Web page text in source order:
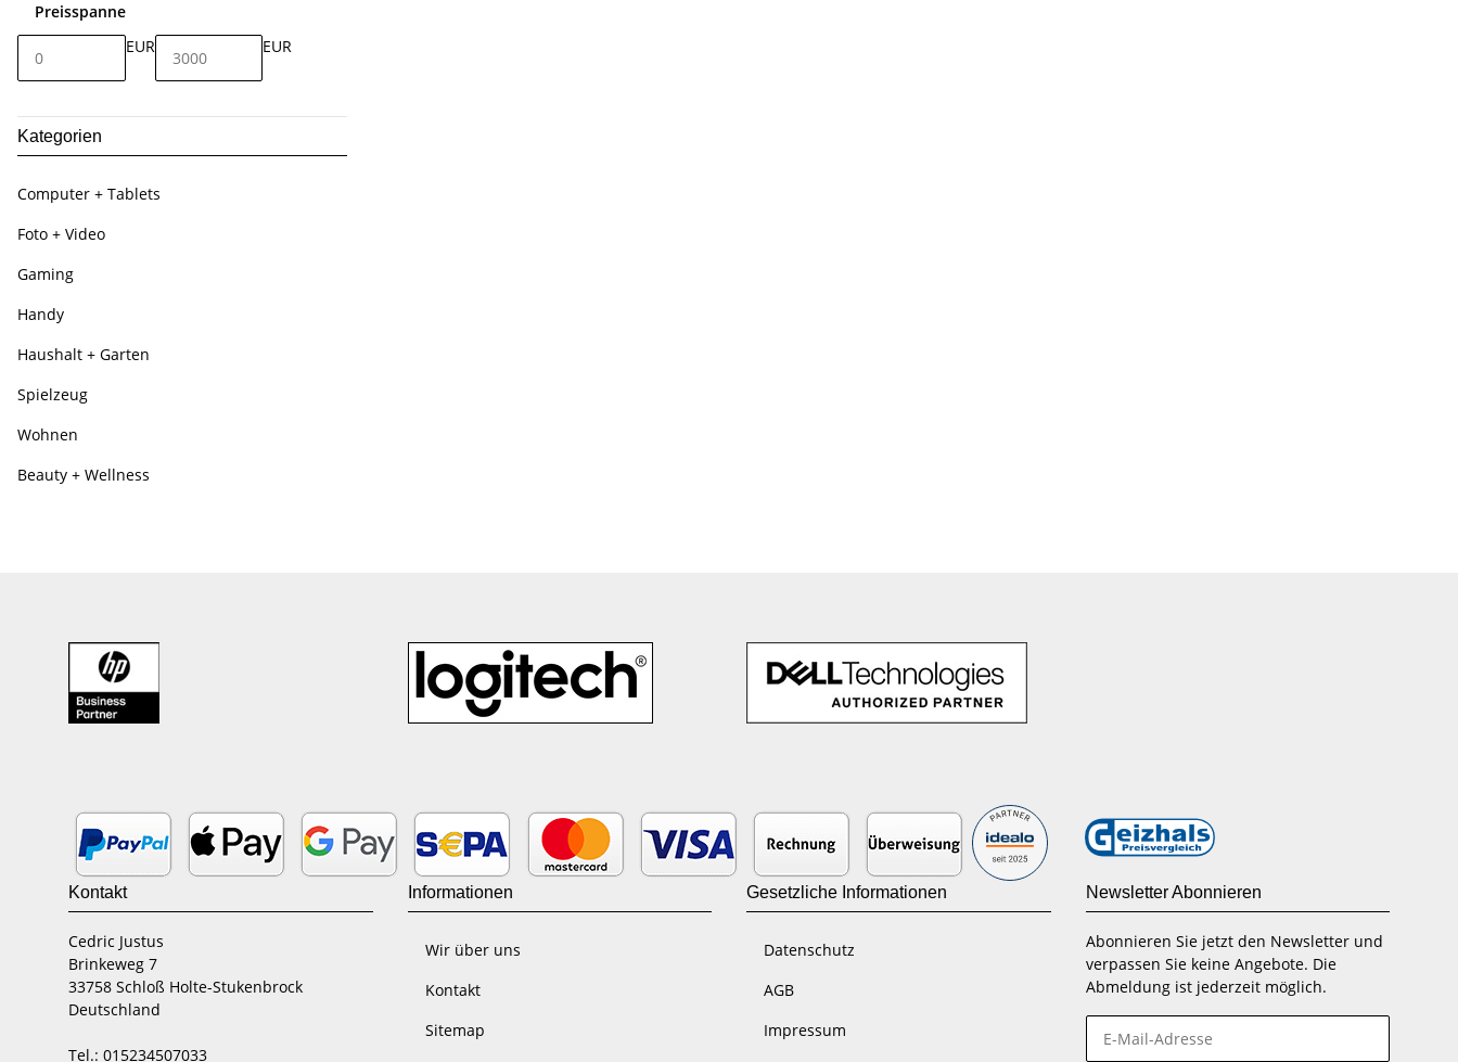
Preisspanne
EUR
EUR
Kategorien
Computer + Tablets
Foto + Video
Gaming
Handy
Haushalt + Garten
Spielzeug
Wohnen
Beauty + Wellness
Kontakt
Cedric Justus
Brinkeweg 7
33758 Schloß Holte-Stukenbrock
Deutschland
Tel.: 015234507033
Informationen
Wir über uns
Kontakt
Sitemap
Gesetzliche Informationen
Datenschutz
AGB
Impressum
Newsletter Abonnieren
Abonnieren Sie jetzt den Newsletter und
verpassen Sie keine Angebote. Die
Abmeldung ist jederzeit möglich.